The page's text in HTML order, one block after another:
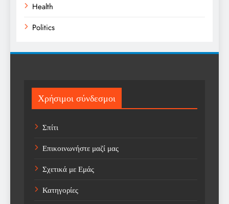
Health
Politics
Sport
Sports
Technology
Trending
Weather
Αγορά
Χρήσιμοι σύνδεσμοι
Σπίτι
Επικοινωνήστε μαζί μας
Σχετικά με Εμάς
Κατηγορίες